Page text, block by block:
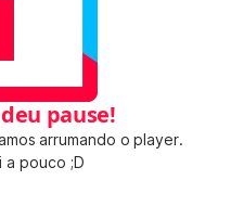
pause!
arrumando o player.
a pouco ;D